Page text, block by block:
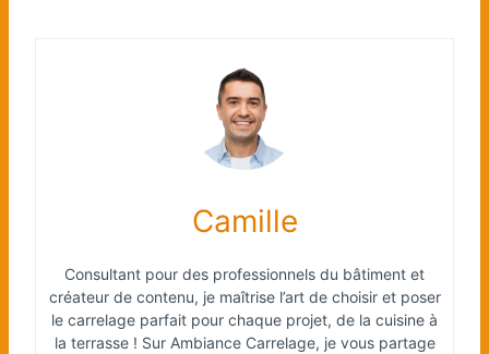
Camille
Consultant pour des professionnels du bâtiment et
créateur de contenu, je maîtrise l’art de choisir et poser
le carrelage parfait pour chaque projet, de la cuisine à
la terrasse ! Sur Ambiance Carrelage, je vous partage